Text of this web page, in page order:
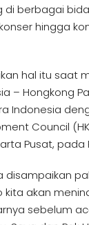
di berbagai
hingga
hal itu saat
– Hongkong
Indonesia
Council
Pusat,
disampaikan
kita akan
sebelum